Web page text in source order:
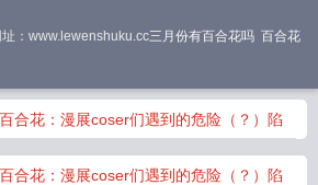
：www.lewenshuku.cc三月份有百合花吗 百合花
合花：漫展coser们遇到的危险（？）陷
合花：漫展coser们遇到的危险（？）陷